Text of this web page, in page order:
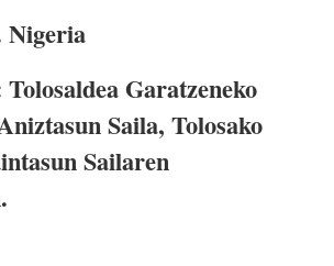
Nigeria
Garatzeneko
Saila, Tolosako
Sailaren